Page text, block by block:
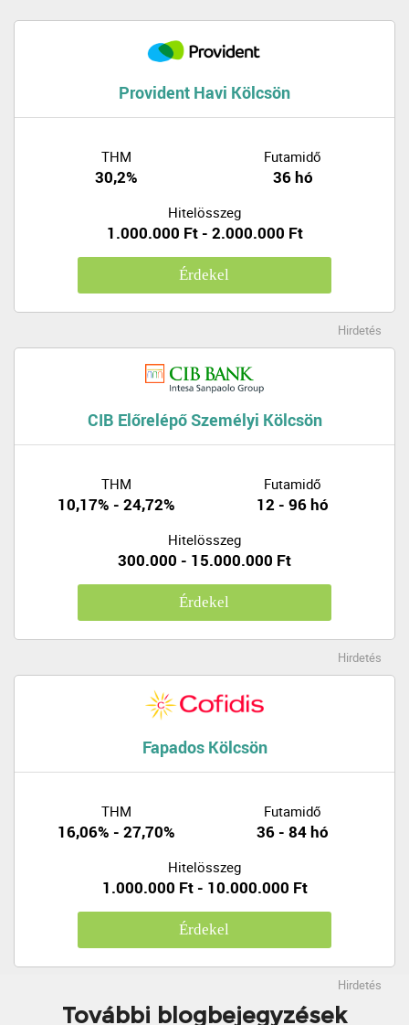
Provident Havi Kölcsön
THM
30,2%
Futamidő
36 hó
Hitelösszeg
1.000.000 Ft - 2.000.000 Ft
Érdekel
Hirdetés
CIB Előrelépő Személyi Kölcsön
THM
10,17% - 24,72%
Futamidő
12 - 96 hó
Hitelösszeg
300.000 - 15.000.000 Ft
Érdekel
Hirdetés
Fapados Kölcsön
THM
16,06% - 27,70%
Futamidő
36 - 84 hó
Hitelösszeg
1.000.000 Ft - 10.000.000 Ft
Érdekel
Hirdetés
További blogbejegyzések